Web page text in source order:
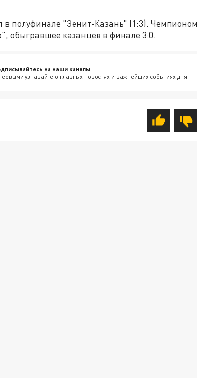
полуфинале "Зенит-Казань" (1:3). Чемпионом
обыгравшее казанцев в финале 3:0.
на наши каналы
узнавайте о главных новостях и важнейших событиях дня.